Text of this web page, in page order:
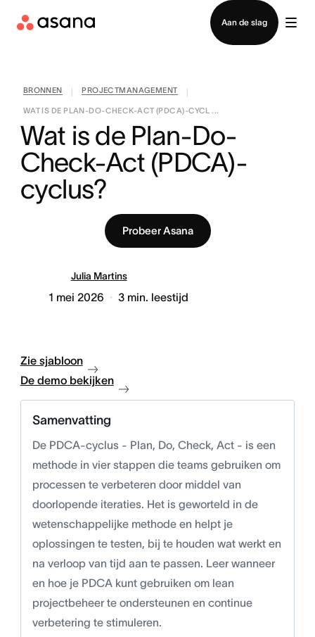
Aan de slag
Contact opnemen met verkoop
BRONNEN PROJECTMANAGEMENT
WAT IS DE PLAN-DO-CHECK-ACT (PDCA)-CYCL ...
Wat is de Plan-Do-
Check-Act (PDCA)-
cyclus?
Probeer Asana
Julia Martins
1 mei 2026 3 min. leestijd
Zie sjabloon
De demo bekijken
Samenvatting
De PDCA-cyclus - Plan, Do, Check, Act - is een
methode in vier stappen die teams gebruiken om
processen te verbeteren door middel van
doorlopende iteraties. Het is geworteld in de
wetenschappelijke methode en helpt je
oplossingen te testen, bij te houden wat werkt en
na verloop van tijd aan te passen. Leer wanneer
en hoe je PDCA kunt gebruiken om lean
projectbeheer te ondersteunen en continue
verbetering te stimuleren.